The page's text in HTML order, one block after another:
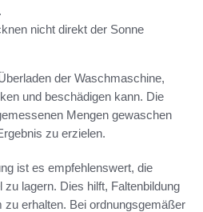
nicht direkt der Sonne
der Waschmaschine,
und beschädigen kann. Die
Mengen gewaschen
zu erzielen.
ist es empfehlenswert, die
lagern. Dies hilft, Faltenbildung
erhalten. Bei ordnungsgemäßer